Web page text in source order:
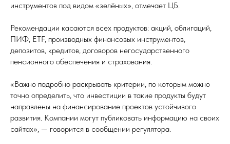
инструментов под видом «зелёных», отмечает ЦБ.
Рекомендации касаются всех продуктов: акций, облигаций,
ПИФ, ETF, производных финансовых инструментов,
депозитов, кредитов, договоров негосударственного
пенсионного обеспечения и страхования.
«Важно подробно раскрывать критерии, по которым можно
точно определить, что инвестиции в такие продукты будут
направлены на финансирование проектов устойчивого
развития. Компании могут публиковать информацию на своих
сайтах», — говорится в сообщении регулятора.